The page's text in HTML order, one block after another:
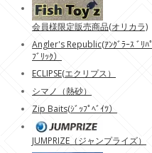
会員様限定販売商品(オリカラ)
Angler's Republic(ｱﾝｸﾞﾗｰｽ ﾞﾘﾊﾟ
ﾌﾞﾘｯｸ）
ECLIPSE(エクリプス）
シマノ（熱砂）
Zip Baits(ｼﾞｯﾌﾟﾍﾞｲﾂ）
JUMPRIZE（ジャンプライズ）